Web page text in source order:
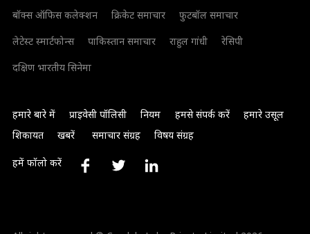
बॉक्स ऑफिस कलेक्शन
क्रिकेट समाचार
फुटबॉल समाचार
लेटेस्ट स्मार्टफोन्स
पाकिस्तान समाचार राहुल गांधी
रेसिपी
दक्षिण भारतीय सिनेमा
हमारे बारे में प्राइवेसी पॉलिसी नियम हमसे संपर्क करें
हमारे उसूल
शिकायत
खबरें समाचार संग्रह विषय संग्रह
हमें फॉलो करें